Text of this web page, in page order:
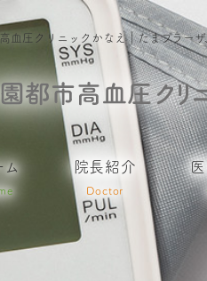
血圧クリニックかなえ｜たまプラー
ム 院長紹介
Doctor